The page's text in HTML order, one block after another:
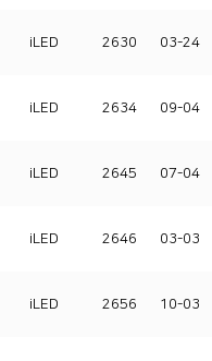
iLED 2630 03-24
iLED 2634 09-04
iLED 2645 07-04
iLED 2646 03-03
iLED 2656 10-03